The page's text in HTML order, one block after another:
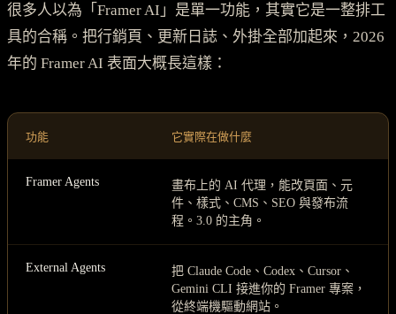
很多人以為「Framer AI」是單一功能，其實它是一整排工
具的合稱。把行銷頁、更新日誌、外掛全部加起來，2026
年的 Framer AI 表面大概長這樣：
功能 它實際在做什麼
Framer Agents
畫布上的 AI 代理，能改頁面、元
件、樣式、CMS、SEO 與發布流
程。3.0 的主角。
External Agents
把 Claude Code、Codex、Cursor、
Gemini CLI 接進你的 Framer 專案，
從終端機驅動網站。